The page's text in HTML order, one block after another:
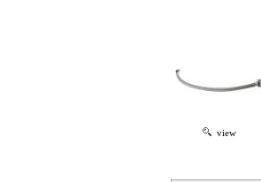
view